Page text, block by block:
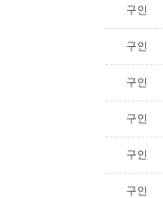
구인
구인
구인
구인
구인
구인